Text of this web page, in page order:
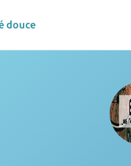
douce